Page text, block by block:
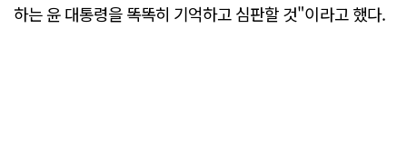
하는 윤 대통령을 똑똑히 기억하고 심판할 것"이라고 했다.